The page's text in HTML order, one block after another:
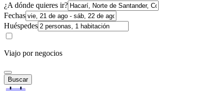
¿A dónde quieres ir?
Fechas
Huéspedes
Viajo por negocios
Buscar